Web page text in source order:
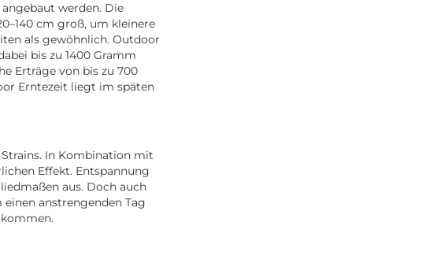
werden. Die
cm groß, um kleinere
als gewöhnlich. Outdoor
bis zu 1400 Gramm
Erträge von bis zu 700
Erntezeit liegt im späten
In Kombination mit
Effekt. Entspannung
aus. Doch auch
anstrengenden Tag